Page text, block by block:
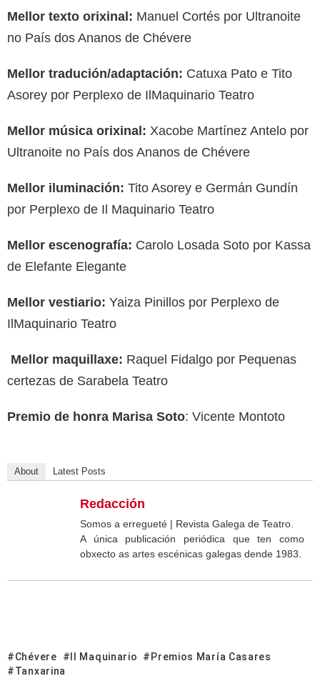
Mellor texto orixinal: Manuel Cortés por Ultranoite
no País dos Ananos de Chévere
Mellor tradución/adaptación: Catuxa Pato e Tito
Asorey por Perplexo de IlMaquinario Teatro
Mellor música orixinal: Xacobe Martínez Antelo por
Ultranoite no País dos Ananos de Chévere
Mellor iluminación: Tito Asorey e Germán Gundín
por Perplexo de Il Maquinario Teatro
Mellor escenografía: Carolo Losada Soto por Kassa
de Elefante Elegante
Mellor vestiario: Yaiza Pinillos por Perplexo de
IlMaquinario Teatro
Mellor maquillaxe: Raquel Fidalgo por Pequenas
certezas de Sarabela Teatro
Premio de honra Marisa Soto: Vicente Montoto
About Latest Posts
Redacción
Somos a erregueté | Revista Galega de Teatro.
A única publicación periódica que ten como
obxecto as artes escénicas galegas dende 1983.
Chévere Il Maquinario
Premios María Casares
Tanxarina